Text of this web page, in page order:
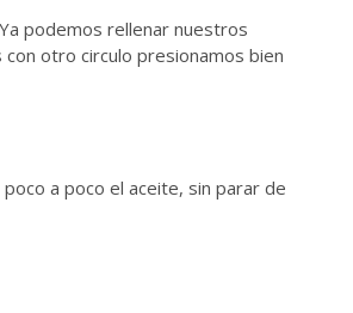
podemos rellenar nuestros
otro circulo presionamos bien
a poco el aceite, sin parar de